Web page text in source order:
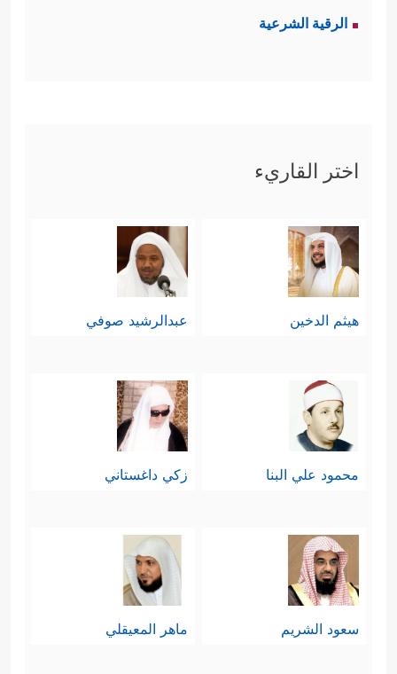
الرقية الشرعية
اختر القاريء
هيثم الدخين عبدالرشيد صوفي
محمود علي البنا زكي داغستاني
سعود الشريم ماهر المعيقلي